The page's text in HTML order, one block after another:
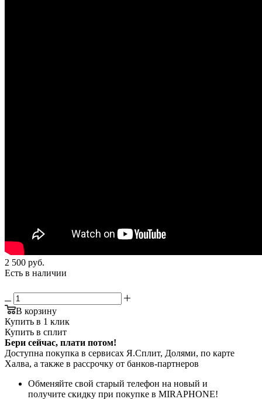
2 500 руб.
Есть в наличии
В корзину
Купить в 1 клик
Купить в сплит
Бери сейчас, плати потом!
Доступна покупка в сервисах Я.Сплит, Долями, по карте
Халва, а также в рассрочку от банков-партнеров
Обменяйте свой старый телефон на новый и
получите скидку при покупке в MIRAPHONE!